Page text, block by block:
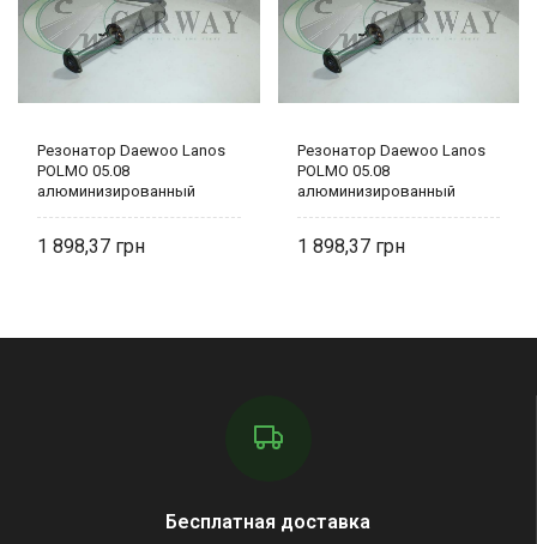
Резонатор Daewoo Lanos
POLMO 05.08
алюминизированный
1 898,37
Резонатор Daewoo Lanos
POLMO 05.08
алюминизированный
1 898,37
Бесплатная доставка